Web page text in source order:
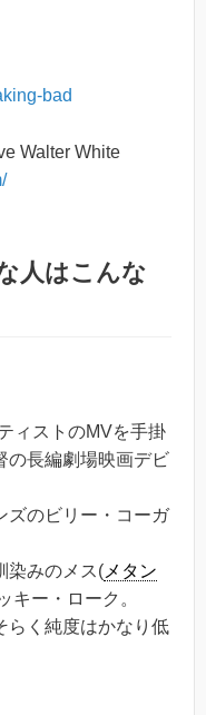
bad
Walter White
人はこんな
ィストのMVを手掛
の長編劇場映画デビ
ズのビリー・コーガ
染みのメス( メタン
キー・ローク。
らく純度はかなり低